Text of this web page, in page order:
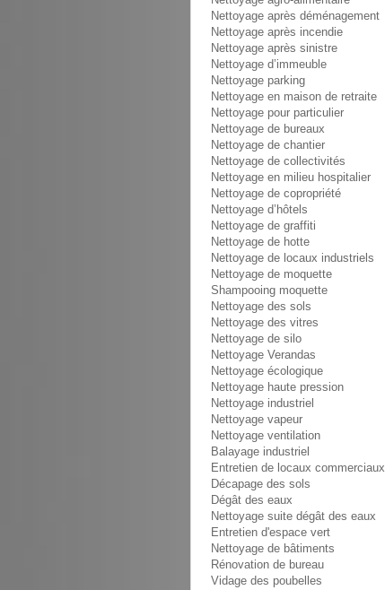
Nettoyage après déménagement
Nettoyage après incendie
Nettoyage après sinistre
Nettoyage d’immeuble
Nettoyage parking
Nettoyage en maison de retraite
Nettoyage pour particulier
Nettoyage de bureaux
Nettoyage de chantier
Nettoyage de collectivités
Nettoyage en milieu hospitalier
Nettoyage de copropriété
Nettoyage d’hôtels
Nettoyage de graffiti
Nettoyage de hotte
Nettoyage de locaux industriels
Nettoyage de moquette
Shampooing moquette
Nettoyage des sols
Nettoyage des vitres
Nettoyage de silo
Nettoyage Verandas
Nettoyage écologique
Nettoyage haute pression
Nettoyage industriel
Nettoyage vapeur
Nettoyage ventilation
Balayage industriel
Entretien de locaux commerciaux
Décapage des sols
Dégât des eaux
Nettoyage suite dégât des eaux
Entretien d'espace vert
Nettoyage de bâtiments
Rénovation de bureau
Vidage des poubelles